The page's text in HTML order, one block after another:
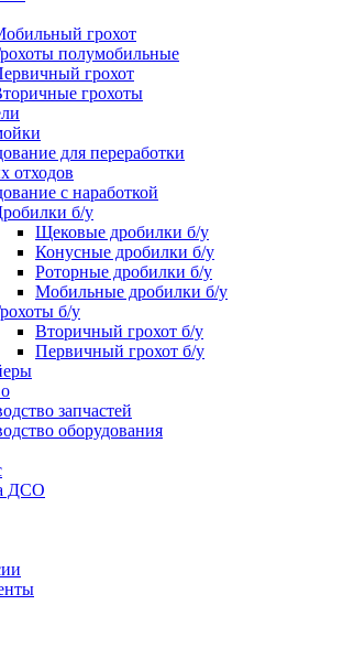
грохот
полумобильные
грохот
грохоты
для переработки
отходов
с наработкой
б/у
Щековые дробилки б/у
Конусные дробилки б/у
Роторные дробилки б/у
Мобильные дробилки б/у
б/у
Вторичный грохот б/у
Первичный грохот б/у
запчастей
оборудования
ДСО